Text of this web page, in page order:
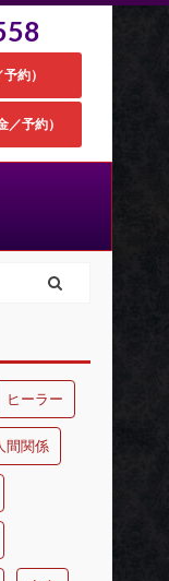
約）
／予約）
ヒーラー
間関係